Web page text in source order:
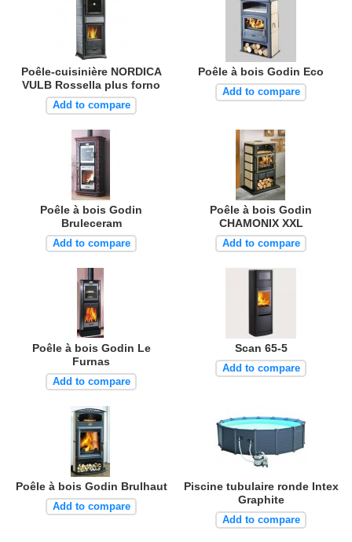
Poêle-cuisinière NORDICA
VULB Rossella plus forno
Add to compare
Poêle à bois Godin Eco
Add to compare
Poêle à bois Godin
Bruleceram
Add to compare
Poêle à bois Godin
CHAMONIX XXL
Add to compare
Poêle à bois Godin Le
Furnas
Add to compare
Scan 65-5
Add to compare
Poêle à bois Godin Brulhaut
Add to compare
Piscine tubulaire ronde Intex
Graphite
Add to compare